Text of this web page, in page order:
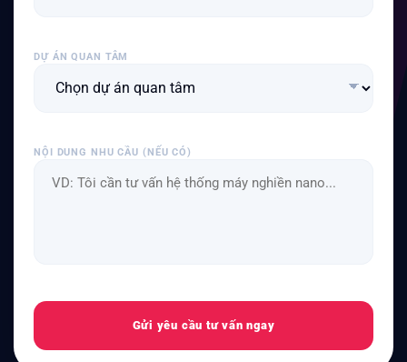
DỰ ÁN QUAN TÂM
NỘI DUNG NHU CẦU (NẾU CÓ)
Gửi yêu cầu tư vấn ngay